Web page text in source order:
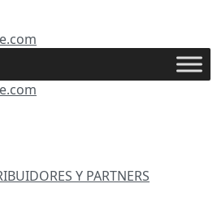
Y PARTNERS